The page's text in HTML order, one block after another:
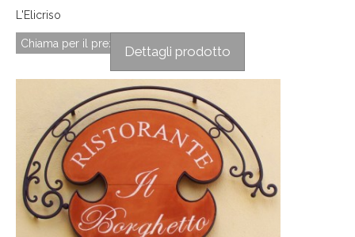
L'Elicriso
Chiama per il prezzo
Dettagli prodotto